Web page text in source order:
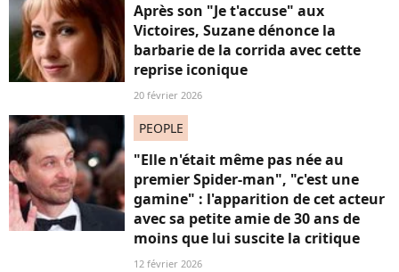
Après son "Je t'accuse" aux
Victoires, Suzane dénonce la
barbarie de la corrida avec cette
reprise iconique
20 février 2026
PEOPLE
"Elle n'était même pas née au
premier Spider-man", "c'est une
gamine" : l'apparition de cet acteur
avec sa petite amie de 30 ans de
moins que lui suscite la critique
12 février 2026